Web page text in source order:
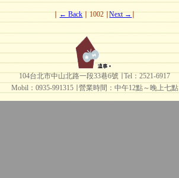
∣← Back∣ 1002 ∣Next →∣
104台北市中山北路一段33巷6號 ∣ Tel：2521-6917
Mobil：0935-991315 ∣
營業時間：中午12點～晚上七點